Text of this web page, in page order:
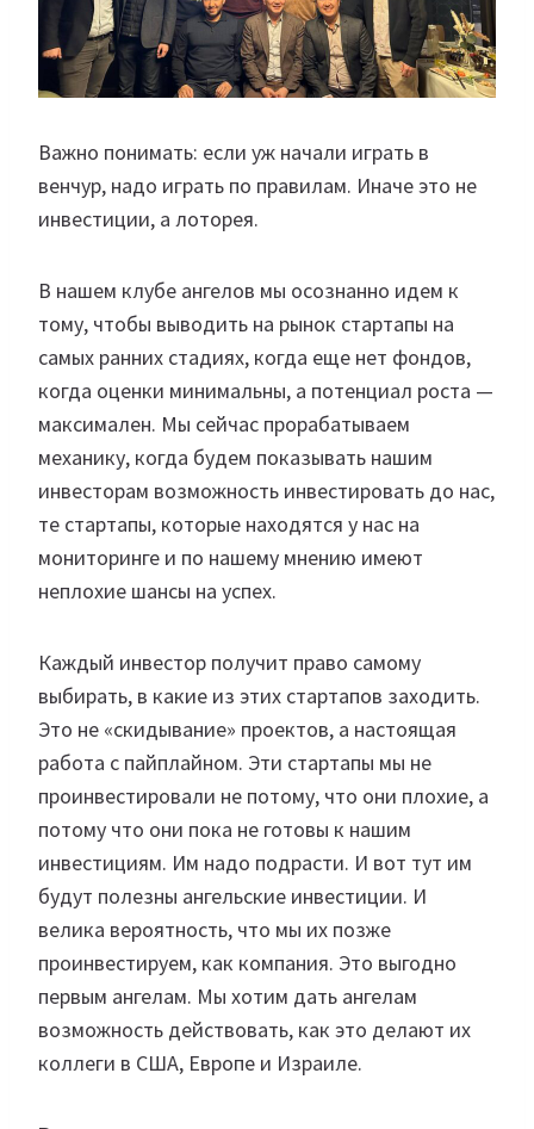
Важно понимать: если уж начали играть в
венчур, надо играть по правилам. Иначе это не
инвестиции, а лоторея.
В нашем клубе ангелов мы осознанно идем к
тому, чтобы выводить на рынок стартапы на
самых ранних стадиях, когда еще нет фондов,
когда оценки минимальны, а потенциал роста —
максимален. Мы сейчас прорабатываем
механику, когда будем показывать нашим
инвесторам возможность инвестировать до нас,
те стартапы, которые находятся у нас на
мониторинге и по нашему мнению имеют
неплохие шансы на успех.
Каждый инвестор получит право самому
выбирать, в какие из этих стартапов заходить.
Это не «скидывание» проектов, а настоящая
работа с пайплайном. Эти стартапы мы не
проинвестировали не потому, что они плохие, а
потому что они пока не готовы к нашим
инвестициям. Им надо подрасти. И вот тут им
будут полезны ангельские инвестиции. И
велика вероятность, что мы их позже
проинвестируем, как компания. Это выгодно
первым ангелам. Мы хотим дать ангелам
возможность действовать, как это делают их
коллеги в США, Европе и Израиле.